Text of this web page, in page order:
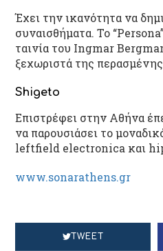
Έχει την ικανότητα να
συναισθήματα. Το
ταινία του Ingmar
ξεχωριστά της
Shigeto
Επιστρέφει στην Αθήνα
να παρουσιάσει το
leftfield electronica και
www.sonarathens.gr
TWEET